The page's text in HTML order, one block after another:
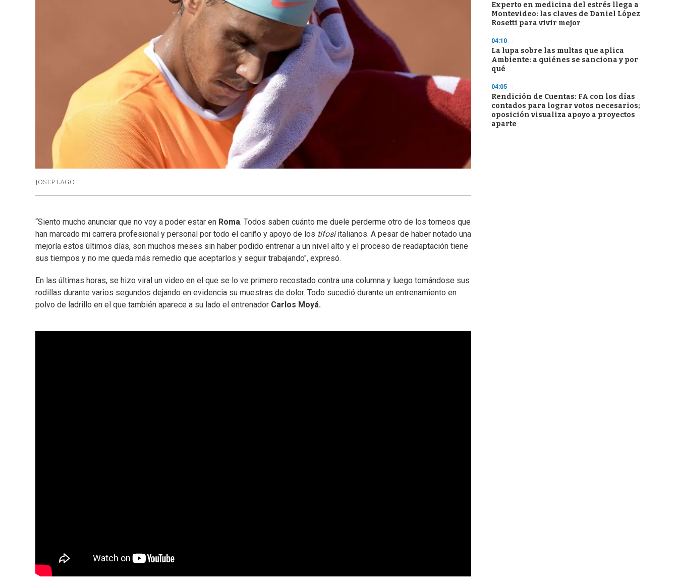
JOSEP LAGO
“Siento mucho anunciar que no voy a poder estar en Roma. Todos saben cuánto me duele perderme otro de los torneos que
han marcado mi carrera profesional y personal por todo el cariño y apoyo de los tifosiitalianos. A pesar de haber notado una
mejoría estos últimos días, son muchos meses sin haber podido entrenar a un nivel alto y el proceso de readaptación tiene
sus tiempos y no me queda más remedio que aceptarlos y seguir trabajando", expresó.
En las últimas horas, se hizo viral un video en el que se lo ve primero recostado contra una columna y luego tomándose sus
rodillas durante varios segundos dejando en evidencia su muestras de dolor. Todo sucedió durante un entrenamiento en
polvo de ladrillo en el que también aparece a su lado el entrenador Carlos Moyá.
Experto en medicina del estrés llega a
Montevideo: las claves de Daniel López
Rosetti para vivir mejor
04:10
La lupa sobre las multas que aplica
Ambiente: a quiénes se sanciona y por
qué
04:05
Rendición de Cuentas: FA con los días
contados para lograr votos necesarios;
oposición visualiza apoyo a proyectos
aparte